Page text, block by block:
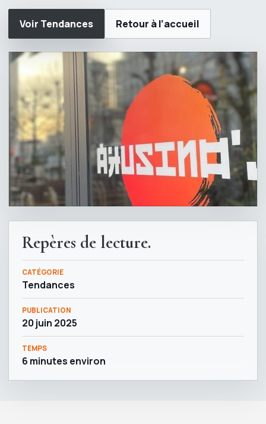
Voir Tendances Retour à l’accueil
Repères de lecture.
CATÉGORIE
Tendances
PUBLICATION
20 juin 2025
TEMPS
6 minutes environ